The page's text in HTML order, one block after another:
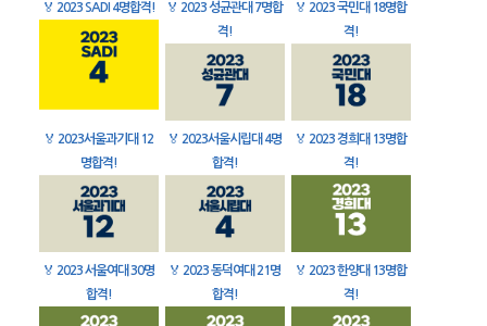
🏅 2023 SADI 4명합격! 🏅 2023 성균관대 7명합
격!
🏅 2023 국민대 18명합
격!
🏅 2023서울과기대 12
명합격!
🏅 2023서울시립대 4명
합격!
🏅 2023 경희대 13명합
격!
🏅 2023 서울여대 30명
합격!
🏅 2023 동덕여대 21명
합격!
🏅 2023 한양대 13명합
격!